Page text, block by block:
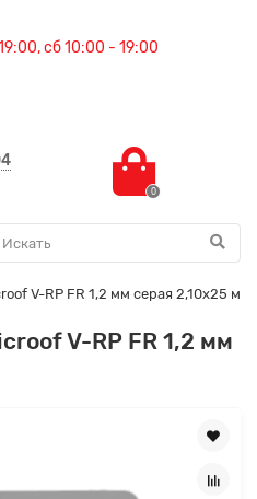
сб 10:00 - 19:00
0
V-RP FR 1,2 мм серая 2,10x25 м
V-RP FR 1,2 мм